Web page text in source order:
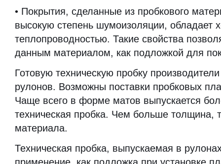
• Покрытия, сделанные из пробкового
высокую степень шумоизоляции, обладает
теплопроводностью. Такие свойства
данным материалом, как подложкой для
Готовую техническую пробку
рулонов. Возможны поставки пробковых
Чаще всего в форме матов выпускается
техническая пробка. Чем больше толщина,
материала.
Техническая пробка, выпускаемая в